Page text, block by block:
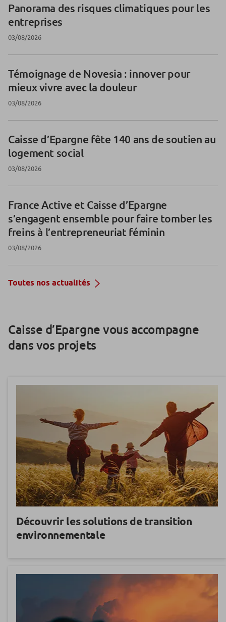
Panorama des risques climatiques pour les
entreprises
03/08/2026
Témoignage de Novesia : innover pour
mieux vivre avec la douleur
03/08/2026
Caisse d’Epargne fête 140 ans de soutien au
logement social
03/08/2026
France Active et Caisse d’Epargne
s’engagent ensemble pour faire tomber les
freins à l’entrepreneuriat féminin
03/08/2026
Toutes nos actualités
Caisse d’Epargne vous accompagne
dans vos projets
Découvrir les solutions de transition
environnementale